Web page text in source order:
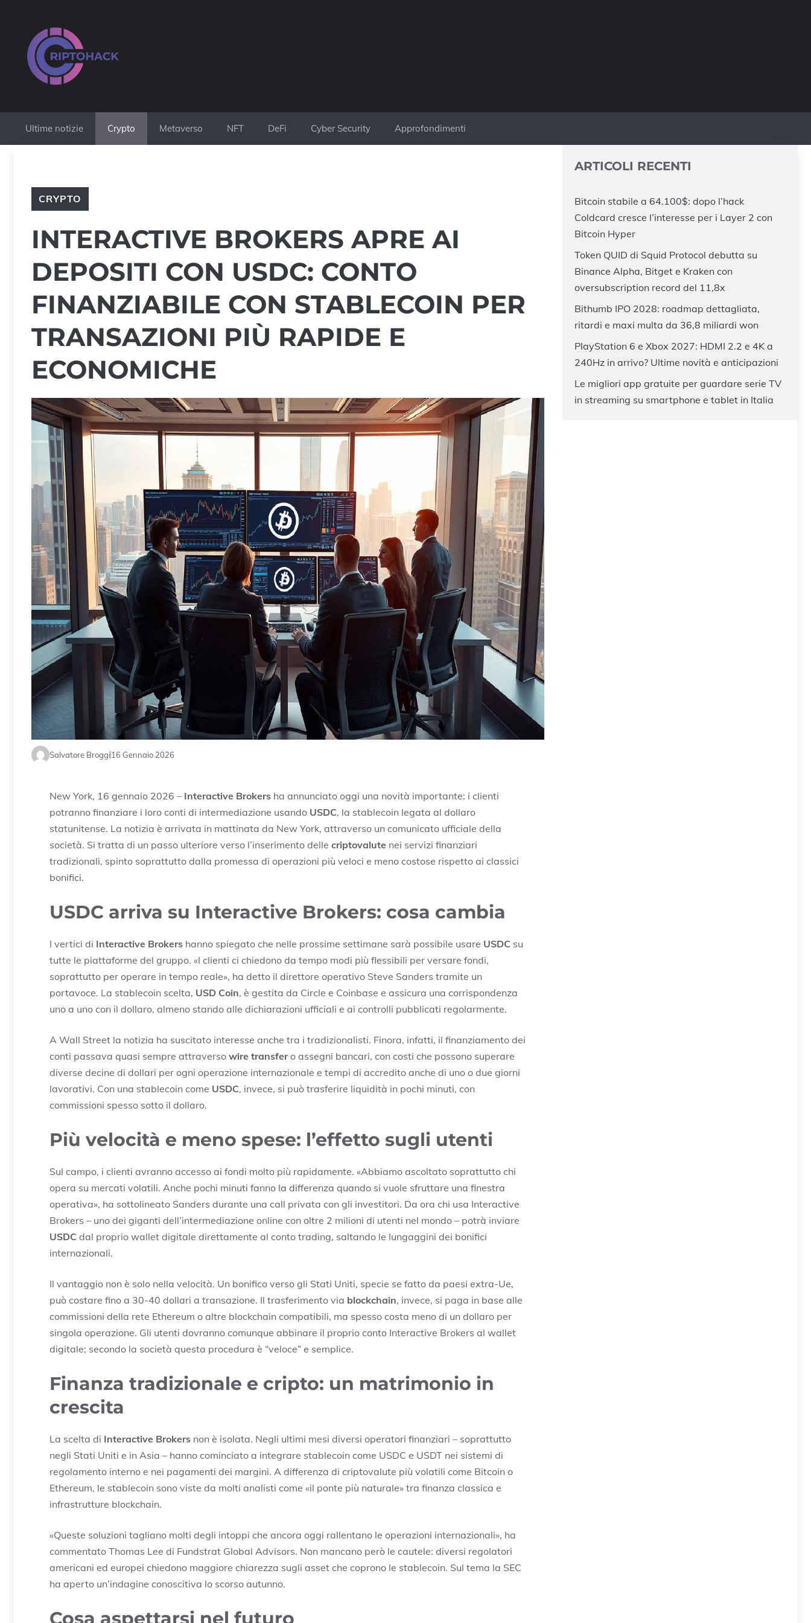
contenuto
Ultime notizie Crypto Metaverso NFT DeFi Cyber Security Approfondimenti
CRYPTO
INTERACTIVE BROKERS APRE AI
DEPOSITI CON USDC: CONTO
FINANZIABILE CON STABLECOIN PER
TRANSAZIONI PIÙ RAPIDE E
ECONOMICHE
Salvatore Broggi16 Gennaio 2026
New York, 16 gennaio 2026 – Interactive Brokers ha annunciato oggi una novità importante: i clienti
potranno finanziare i loro conti di intermediazione usando USDC, la stablecoin legata al dollaro
statunitense. La notizia è arrivata in mattinata da New York, attraverso un comunicato ufficiale della
società. Si tratta di un passo ulteriore verso l’inserimento delle criptovalute nei servizi finanziari
tradizionali, spinto soprattutto dalla promessa di operazioni più veloci e meno costose rispetto ai classici
bonifici.
USDC arriva su Interactive Brokers: cosa cambia
I vertici di Interactive Brokers hanno spiegato che nelle prossime settimane sarà possibile usare USDC su
tutte le piattaforme del gruppo. «I clienti ci chiedono da tempo modi più flessibili per versare fondi,
soprattutto per operare in tempo reale», ha detto il direttore operativo Steve Sanders tramite un
portavoce. La stablecoin scelta, USD Coin, è gestita da Circle e Coinbase e assicura una corrispondenza
uno a uno con il dollaro, almeno stando alle dichiarazioni ufficiali e ai controlli pubblicati regolarmente.
A Wall Street la notizia ha suscitato interesse anche tra i tradizionalisti. Finora, infatti, il finanziamento dei
conti passava quasi sempre attraverso wire transfero assegni bancari, con costi che possono superare
diverse decine di dollari per ogni operazione internazionale e tempi di accredito anche di uno o due giorni
lavorativi. Con una stablecoin come USDC, invece, si può trasferire liquidità in pochi minuti, con
commissioni spesso sotto il dollaro.
Più velocità e meno spese: l’effetto sugli utenti
Sul campo, i clienti avranno accesso ai fondi molto più rapidamente. «Abbiamo ascoltato soprattutto chi
opera su mercati volatili. Anche pochi minuti fanno la differenza quando si vuole sfruttare una finestra
operativa», ha sottolineato Sanders durante una call privata con gli investitori. Da ora chi usa Interactive
Brokers – uno dei giganti dell’intermediazione online con oltre 2 milioni di utenti nel mondo – potrà inviare
USDC dal proprio wallet digitale direttamente al conto trading, saltando le lungaggini dei bonifici
internazionali.
Il vantaggio non è solo nella velocità. Un bonifico verso gli Stati Uniti, specie se fatto da paesi extra-Ue,
può costare fino a 30-40 dollari a transazione. Il trasferimento via blockchain, invece, si paga in base alle
commissioni della rete Ethereum o altre blockchain compatibili, ma spesso costa meno di un dollaro per
singola operazione. Gli utenti dovranno comunque abbinare il proprio conto Interactive Brokers al wallet
digitale; secondo la società questa procedura è “veloce” e semplice.
Finanza tradizionale e cripto: un matrimonio in
crescita
La scelta di Interactive Brokers non è isolata. Negli ultimi mesi diversi operatori finanziari – soprattutto
negli Stati Uniti e in Asia – hanno cominciato a integrare stablecoin come USDC e USDT nei sistemi di
regolamento interno e nei pagamenti dei margini. A differenza di criptovalute più volatili come Bitcoin o
Ethereum, le stablecoin sono viste da molti analisti come «il ponte più naturale» tra finanza classica e
infrastrutture blockchain.
«Queste soluzioni tagliano molti degli intoppi che ancora oggi rallentano le operazioni internazionali», ha
commentato Thomas Lee di Fundstrat Global Advisors. Non mancano però le cautele: diversi regolatori
americani ed europei chiedono maggiore chiarezza sugli asset che coprono le stablecoin. Sul tema la SEC
ha aperto un’indagine conoscitiva lo scorso autunno.
ARTICOLI RECENTI
Bitcoin stabile a 64.100$: dopo l’hack
Coldcard cresce l’interesse per i Layer 2 con
Bitcoin Hyper
Token QUID di Squid Protocol debutta su
Binance Alpha, Bitget e Kraken con
oversubscription record del 11,8x
Bithumb IPO 2028: roadmap dettagliata,
ritardi e maxi multa da 36,8 miliardi won
PlayStation 6 e Xbox 2027: HDMI 2.2 e 4K a
240Hz in arrivo? Ultime novità e anticipazioni
Le migliori app gratuite per guardare serie TV
in streaming su smartphone e tablet in Italia